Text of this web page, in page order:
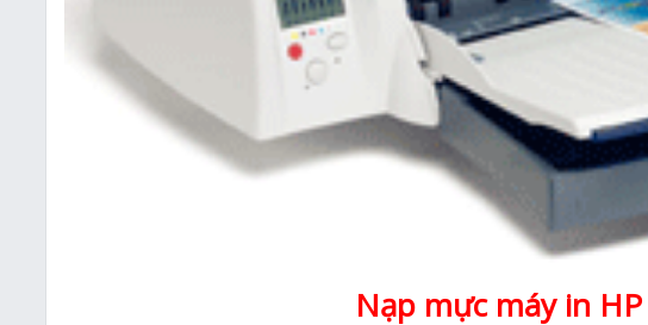
Nạp mực máy in